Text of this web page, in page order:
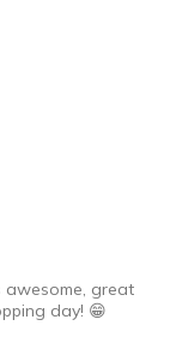
awesome, great
day! 😁